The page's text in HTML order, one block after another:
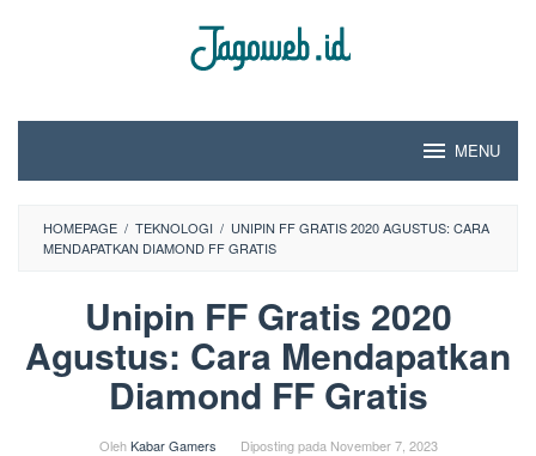
MENU
HOMEPAGE / TEKNOLOGI / UNIPIN FF GRATIS 2020 AGUSTUS: CARA
MENDAPATKAN DIAMOND FF GRATIS
Unipin FF Gratis 2020
Agustus: Cara Mendapatkan
Diamond FF Gratis
OlehKabar Gamers Diposting pada November 7, 2023